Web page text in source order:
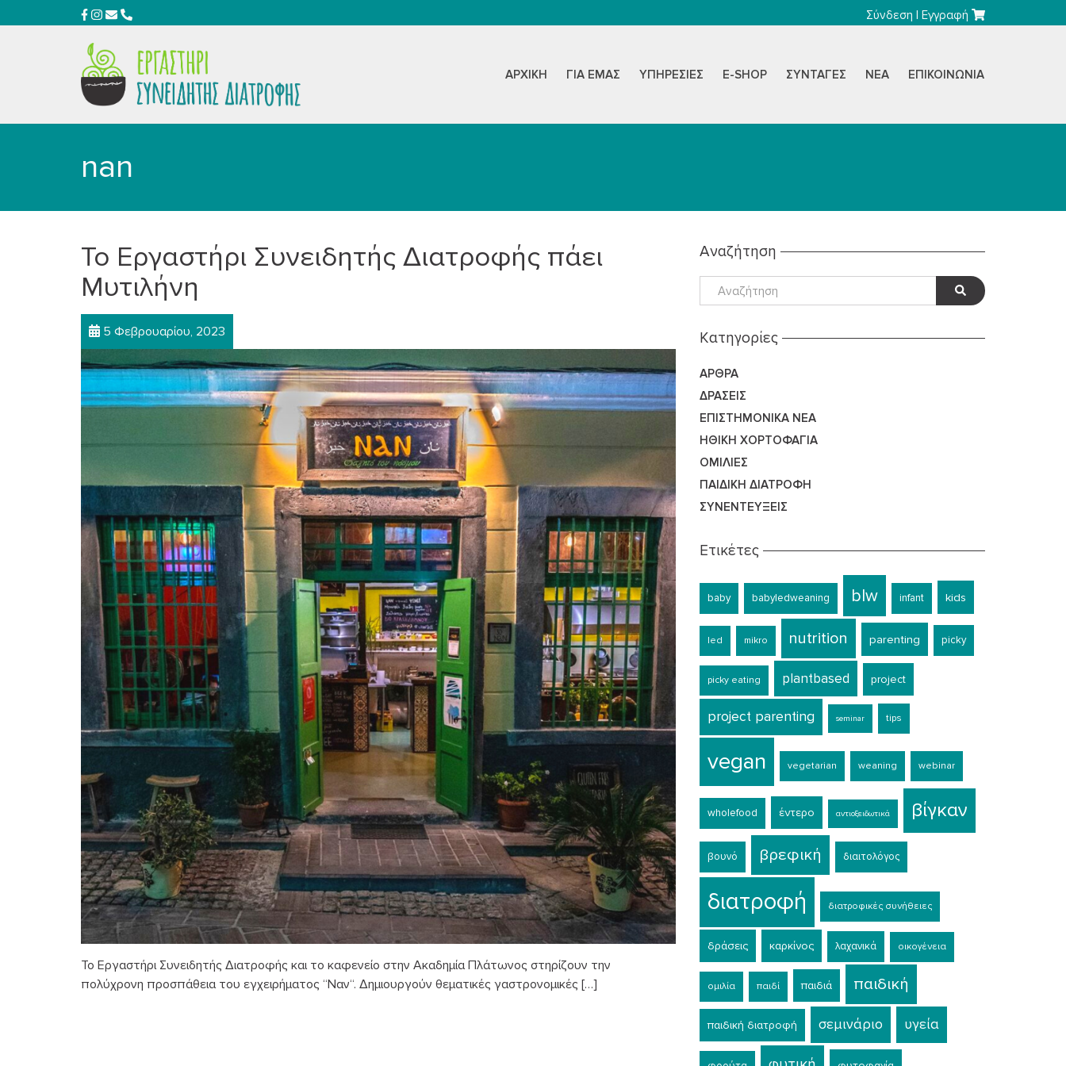
Σύνδεση |Εγγραφή
ΑΡΧΙΚΉ ΓΙΑ ΕΜΆΣ ΥΠΗΡΕΣΊΕΣ E-SHOP ΣΥΝΤΑΓΈΣ ΝΈΑ ΕΠΙΚΟΙΝΩΝΊΑ
nan
Το Εργαστήρι Συνειδητής Διατροφής πάει
Μυτιλήνη
5 Φεβρουαρίου, 2023
Το Εργαστήρι Συνειδητής Διατροφής και το καφενείο στην Ακαδημία Πλάτωνος στηρίζουν την
πολύχρονη προσπάθεια του εγχειρήματος “Ναν“. Δημιουργούν θεματικές γαστρονομικές […]
Αναζήτηση
Kατηγορίες
ΆΡΘΡΑ
ΔΡΆΣΕΙΣ
ΕΠΙΣΤΗΜΟΝΙΚΆ ΝΈΑ
ΗΘΙΚΉ ΧΟΡΤΟΦΑΓΊΑ
ΟΜΙΛΊΕΣ
ΠΑΙΔΙΚΉ ΔΙΑΤΡΟΦΉ
ΣΥΝΕΝΤΕΎΞΕΙΣ
Ετικέτες
baby babyledweaning blw infant kids
led mikro nutrition parenting picky
picky eating plantbased project
project parenting seminar tips
vegan vegetarian weaning webinar
wholefood έντερο αντιοξειδωτικά βίγκαν
βουνό βρεφική διαιτολόγος
διατροφή διατροφικές συνήθειες
δράσεις καρκίνος λαχανικά οικογένεια
ομιλία παιδί παιδιά παιδική
παιδική διατροφή σεμινάριο υγεία